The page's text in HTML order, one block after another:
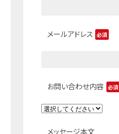
メールアドレス 必須
お問い合わせ内容 必須
メッセージ本文